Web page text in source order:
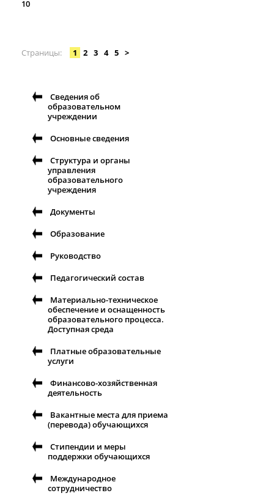
10
Страницы 1 2 3 4 5 >
Сведения об
образовательном
учреждении
Основные сведения
Структура и органы
управления
образовательного
учреждения
Документы
Образование
Руководство
Педагогический состав
Материально-техническое
обеспечение и оснащенность
образовательного процесса.
Доступная среда
Платные образовательные
услуги
Финансово-хозяйственная
деятельность
Вакантные места для приема
(перевода) обучающихся
Стипендии и меры
поддержки обучающихся
Международное
сотрудничество